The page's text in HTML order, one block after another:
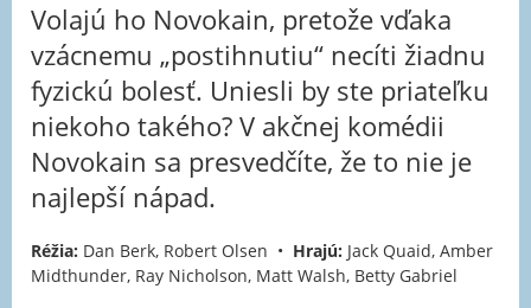
Volajú ho Novokain, pretože vďaka
vzácnemu „postihnutiu“ necíti žiadnu
fyzickú bolesť. Uniesli by ste priateľku
niekoho takého? V akčnej komédii
Novokain sa presvedčíte, že to nie je
najlepší nápad.
Réžia: Dan Berk, Robert Olsen • Hrajú: Jack Quaid, Amber
Midthunder, Ray Nicholson, Matt Walsh, Betty Gabriel